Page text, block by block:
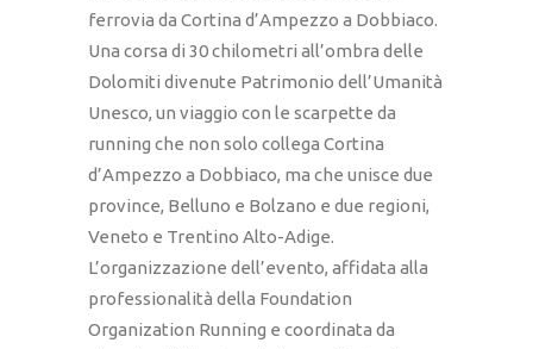
ferrovia da Cortina d’Ampezzo a Dobbiaco.
Una corsa di 30 chilometri all’ombra delle
Dolomiti divenute Patrimonio dell’Umanità
Unesco, un viaggio con le scarpette da
running che non solo collega Cortina
d’Ampezzo a Dobbiaco, ma che unisce due
province, Belluno e Bolzano e due regioni,
Veneto e Trentino Alto-Adige.
L’organizzazione dell’evento, affidata alla
professionalità della Foundation
Organization Running e coordinata da